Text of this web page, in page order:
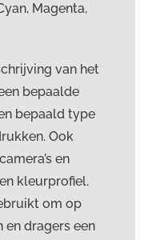
Magenta,
van het
bepaalde
bepaald type
Ook
en
kleurprofiel.
om op
en dragers een